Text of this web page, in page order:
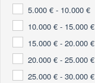
5.000 € - 10.000 €
10.000 € - 15.000 €
15.000 € - 20.000 €
20.000 € - 25.000 €
25.000 € - 30.000 €